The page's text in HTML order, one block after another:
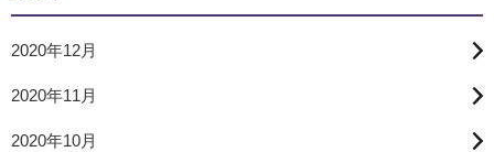
2020年12月
2020年11月
2020年10月